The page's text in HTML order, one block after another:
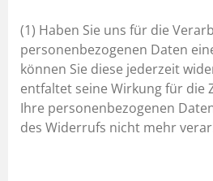
(1) Haben Sie uns für die
personenbezogenen Daten
können Sie diese jederzeit
entfaltet seine Wirkung für die
Ihre personenbezogenen
des Widerrufs nicht mehr